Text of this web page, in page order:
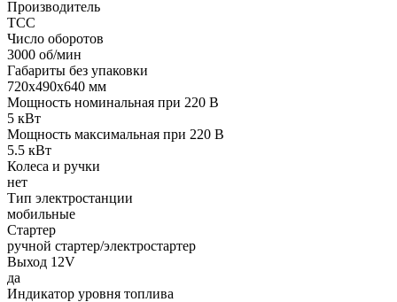
Производитель
ТСС
Число оборотов
3000 об/мин
Габариты без упаковки
720х490х640 мм
Мощность номинальная при 220 В
5 кВт
Мощность максимальная при 220 В
5.5 кВт
Колеса и ручки
нет
Тип электростанции
мобильные
Стартер
ручной стартер/электростартер
Выход 12V
да
Индикатор уровня топлива